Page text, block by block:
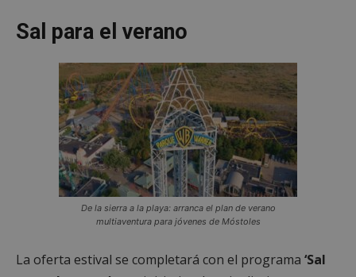
Sal para el verano
De la sierra a la playa: arranca el plan de verano
multiaventura para jóvenes de Móstoles
La oferta estival se completará con el programa ‘Sal